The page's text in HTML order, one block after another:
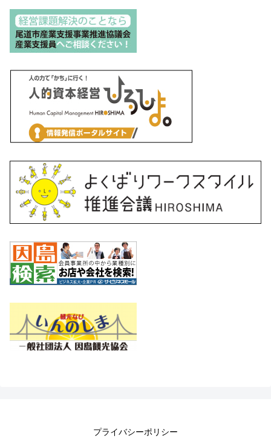
プライバシーポリシー